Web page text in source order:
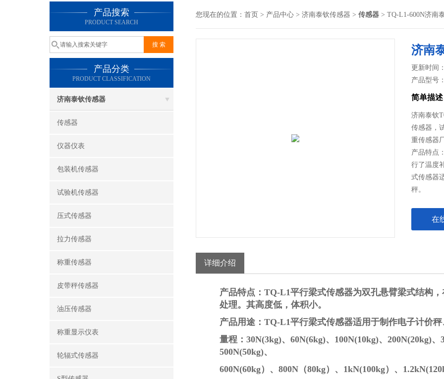
产品搜索
PRODUCT SEARCH
产品分类
PRODUCT CLASSIFICATION
济南泰钦传感器
传感器
仪器仪表
包装机传感器
试验机传感器
压式传感器
拉力传感器
称重传感器
皮带秤传感器
油压传感器
称重显示仪表
轮辐式传感器
您现在的位置： 首页 > 产品中心 > 济南泰钦传感器 > 传感器 > TQ-L1-600N济南
济南
更新时间
产品型号
简单描述
济南泰钦
传感器，
重传感器
产品特点
行了温度
式传感器
秤。
在
详细介绍
产品特点： TQ-L1平行梁式传感器为双孔悬臂梁式结构
处理。其高度低，体积小。
产品用途： TQ-L1平行梁式传感器适用于制作电子计价
量程： 30N(3kg)、60N(6kg)、100N(10kg)、200N(20kg)、
500N(50kg)、
600N(60kg）、800N（80kg）、1kN(100kg）、